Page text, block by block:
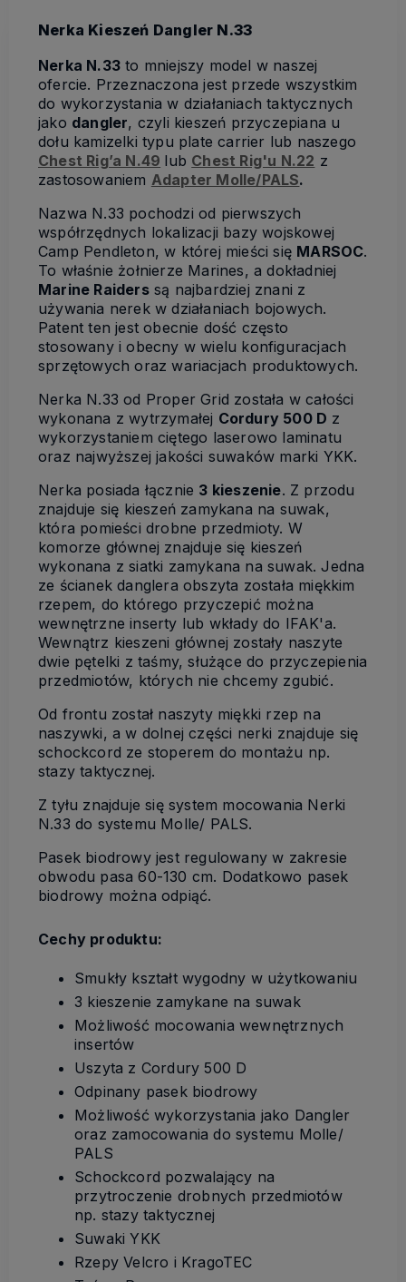
Nerka Kieszeń Dangler N.33
Nerka N.33 to mniejszy model w naszej
ofercie. Przeznaczona jest przede wszystkim
do wykorzystania w działaniach taktycznych
jako dangler, czyli kieszeń przyczepiana u
dołu kamizelki typu plate carrier lub naszego
Chest Rig’a N.49 lub Chest Rig'u N.22 z
zastosowaniem Adapter Molle/PALS.
Nazwa N.33 pochodzi od pierwszych
współrzędnych lokalizacji bazy wojskowej
Camp Pendleton, w której mieści się MARSOC.
To właśnie żołnierze Marines, a dokładniej
Marine Raiderssą najbardziej znani z
używania nerek w działaniach bojowych.
Patent ten jest obecnie dość często
stosowany i obecny w wielu konfiguracjach
sprzętowych oraz wariacjach produktowych.
Nerka N.33 od Proper Grid została w całości
wykonana z wytrzymałej Cordury 500 D z
wykorzystaniem ciętego laserowo laminatu
oraz najwyższej jakości suwaków marki YKK.
Nerka posiada łącznie 3 kieszenie. Z przodu
znajduje się kieszeń zamykana na suwak,
która pomieści drobne przedmioty. W
komorze głównej znajduje się kieszeń
wykonana z siatki zamykana na suwak. Jedna
ze ścianek danglera obszyta została miękkim
rzepem, do którego przyczepić można
wewnętrzne inserty lub wkłady do IFAK'a.
Wewnątrz kieszeni głównej zostały naszyte
dwie pętelki z taśmy, służące do przyczepienia
przedmiotów, których nie chcemy zgubić.
Od frontu został naszyty miękki rzep na
naszywki, a w dolnej części nerki znajduje się
schockcord ze stoperem do montażu np.
stazy taktycznej.
Z tyłu znajduje się system mocowania Nerki
N.33 do systemu Molle/ PALS.
Pasek biodrowy jest regulowany w zakresie
obwodu pasa 60-130 cm. Dodatkowo pasek
biodrowy można odpiąć.
Cechy produktu:
Smukły kształt wygodny w użytkowaniu
3 kieszenie zamykane na suwak
Możliwość mocowania wewnętrznych
insertów
Uszyta z Cordury 500 D
Odpinany pasek biodrowy
Możliwość wykorzystania jako Dangler
oraz zamocowania do systemu Molle/
PALS
Schockcord pozwalający na
przytroczenie drobnych przedmiotów
np. stazy taktycznej
Suwaki YKK
Rzepy Velcro i KragoTEC